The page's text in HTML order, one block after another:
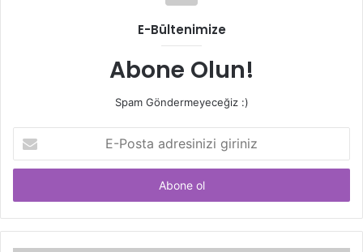
E-Bültenimize
Abone Olun!
Spam Göndermeyeceğiz :)
Posta
adresinizi